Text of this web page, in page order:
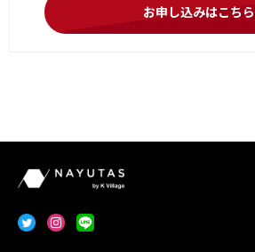
お申し込みはこちら